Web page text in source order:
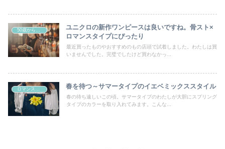
ユニクロの新作ワンピースは良いですね。骨スト×
ロマンスタイプにぴったり
最近買ったものやおすすめのもの店頭で試着しました。わたしは買
いませんでした。完璧でしたけど買わなかっ...
春を待つ～サマータイプのイエベミックススタイル
春の待ち遠しいこの頃。サマータイプのわたしが大胆にスプリング
タイプのカラーを取り入れてみます。こんな...